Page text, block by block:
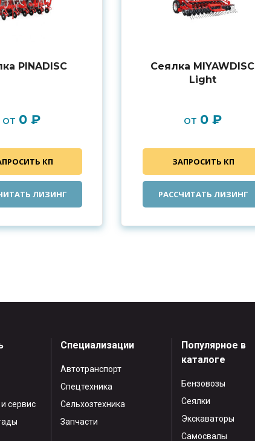
PINADISС
от 0 ₽
КП
ЛИЗИНГ
Сеялка MIYAWDISC
Light
от 0 ₽
ЗАПРОСИТЬ КП
РАССЧИТАТЬ ЛИЗИНГ
сервис
Специализации
Автотранспорт
Спецтехника
Сельхозтехника
Запчасти
Популярное в
каталоге
Бензовозы
Сеялки
Экскаваторы
Самосвалы